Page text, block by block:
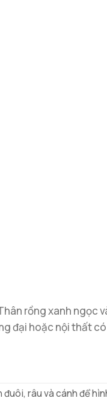
rồng xanh ngọc
đại hoặc nội thất
râu và cánh để